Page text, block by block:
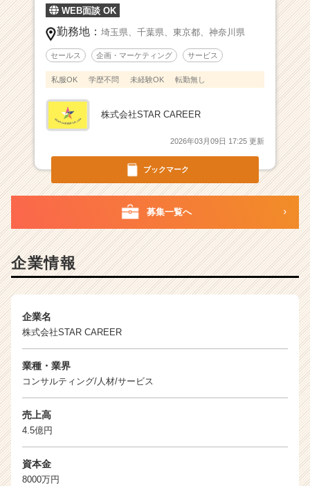
ブックマーク
WEB面談 OK
勤務地： 埼玉県、 千葉県、 東京都、 神奈川県
セールス 企画・マーケティング サービス
私服OK 学歴不問 未経験OK 転勤無し
株式会社STAR CAREER
2026年03月09日 17:25 更新
募集一覧へ
企業情報
企業名
株式会社STAR CAREER
業種・業界
コンサルティング/人材/サービス
売上高
4.5億円
資本金
8000万円